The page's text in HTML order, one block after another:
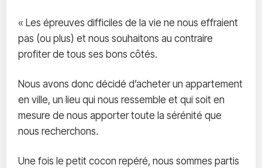
« Les épreuves difficiles de la vie ne nous effraient
pas (ou plus) et nous souhaitons au contraire
profiter de tous ses bons côtés.
Nous avons donc décidé d’acheter un appartement
en ville, un lieu qui nous ressemble et qui soit en
mesure de nous apporter toute la sérénité que
nous recherchons.
Une fois le petit cocon repéré, nous sommes partis